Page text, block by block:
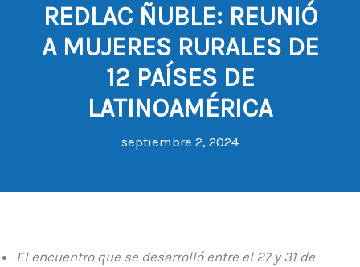
REDLAC ÑUBLE: REUNIÓ
A MUJERES RURALES DE
12 PAÍSES DE
LATINOAMÉRICA
septiembre 2, 2024
El encuentro que se desarrolló entre el 27 y 31 de